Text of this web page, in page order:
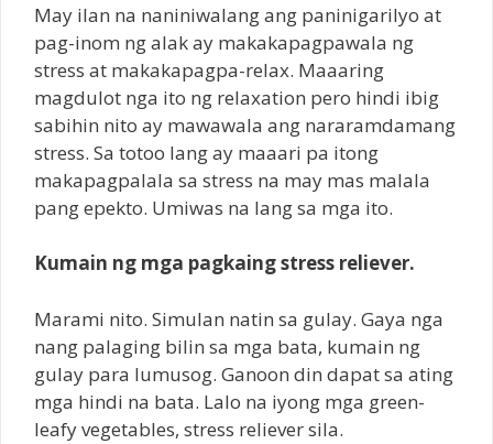
May ilan na naniniwalang ang paninigarilyo at
pag-inom ng alak ay makakapagpawala ng
stress at makakapagpa-relax. Maaaring
magdulot nga ito ng relaxation pero hindi ibig
sabihin nito ay mawawala ang nararamdamang
stress. Sa totoo lang ay maaari pa itong
makapagpalala sa stress na may mas malala
pang epekto. Umiwas na lang sa mga ito.
Kumain ng mga pagkaing stress reliever.
Marami nito. Simulan natin sa gulay. Gaya nga
nang palaging bilin sa mga bata, kumain ng
gulay para lumusog. Ganoon din dapat sa ating
mga hindi na bata. Lalo na iyong mga green-
leafy vegetables, stress reliever sila.